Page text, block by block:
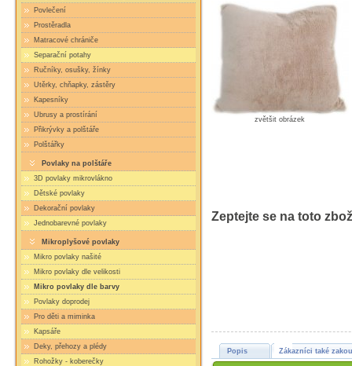
Povlečení
Prostěradla
Matracové chrániče
Separační potahy
Ručníky, osušky, žínky
Utěrky, chňapky, zástěry
Kapesníky
Ubrusy a prostírání
Přikrývky a polštáře
Polštářky
Povlaky na polštáře
3D povlaky mikrovlákno
Dětské povlaky
Dekorační povlaky
Jednobarevné povlaky
Mikroplyšové povlaky
Mikro povlaky našité
Mikro povlaky dle velikosti
Mikro povlaky dle barvy
Povlaky doprodej
Pro děti a miminka
Kapsáře
Deky, přehozy a plédy
Rohožky - koberečky
zvětšit obrázek
Zeptejte se na toto
Popis Zákazníci také